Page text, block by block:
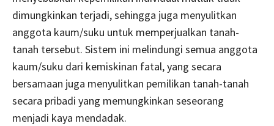
dimungkinkan terjadi, sehingga juga menyulitkan
anggota kaum/suku untuk memperjualkan tanah-
tanah tersebut. Sistem ini melindungi semua anggota
kaum/suku dari kemiskinan fatal, yang secara
bersamaan juga menyulitkan pemilikan tanah-tanah
secara pribadi yang memungkinkan seseorang
menjadi kaya mendadak.